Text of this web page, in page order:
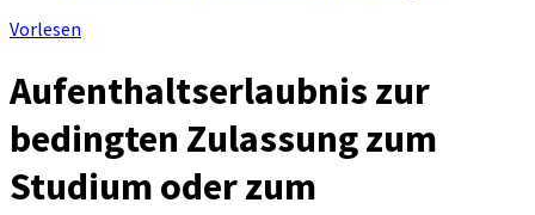
Vorlesen
Aufenthaltserlaubnis zur
bedingten Zulassung zum
Studium oder zum